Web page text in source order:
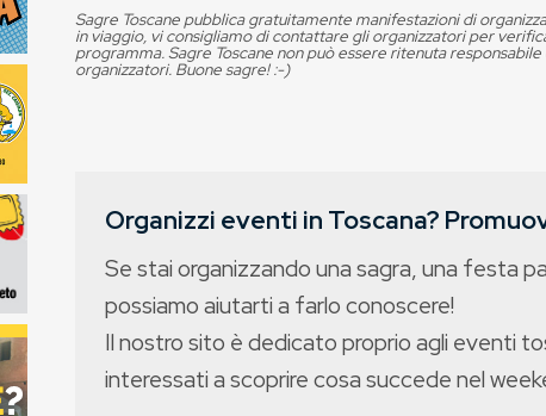
Sagre Toscane pubblica gratuitamente manifestazioni di
in viaggio, vi consigliamo di contattare gli organizzatori per
programma. Sagre Toscane non può essere ritenuta
organizzatori. Buone sagre! :-)
Organizzi eventi in Toscana?
Se stai organizzando una sagra, una festa
possiamo aiutarti a farlo conoscere!
Il nostro sito è dedicato proprio agli eventi
interessati a scoprire cosa succede nel